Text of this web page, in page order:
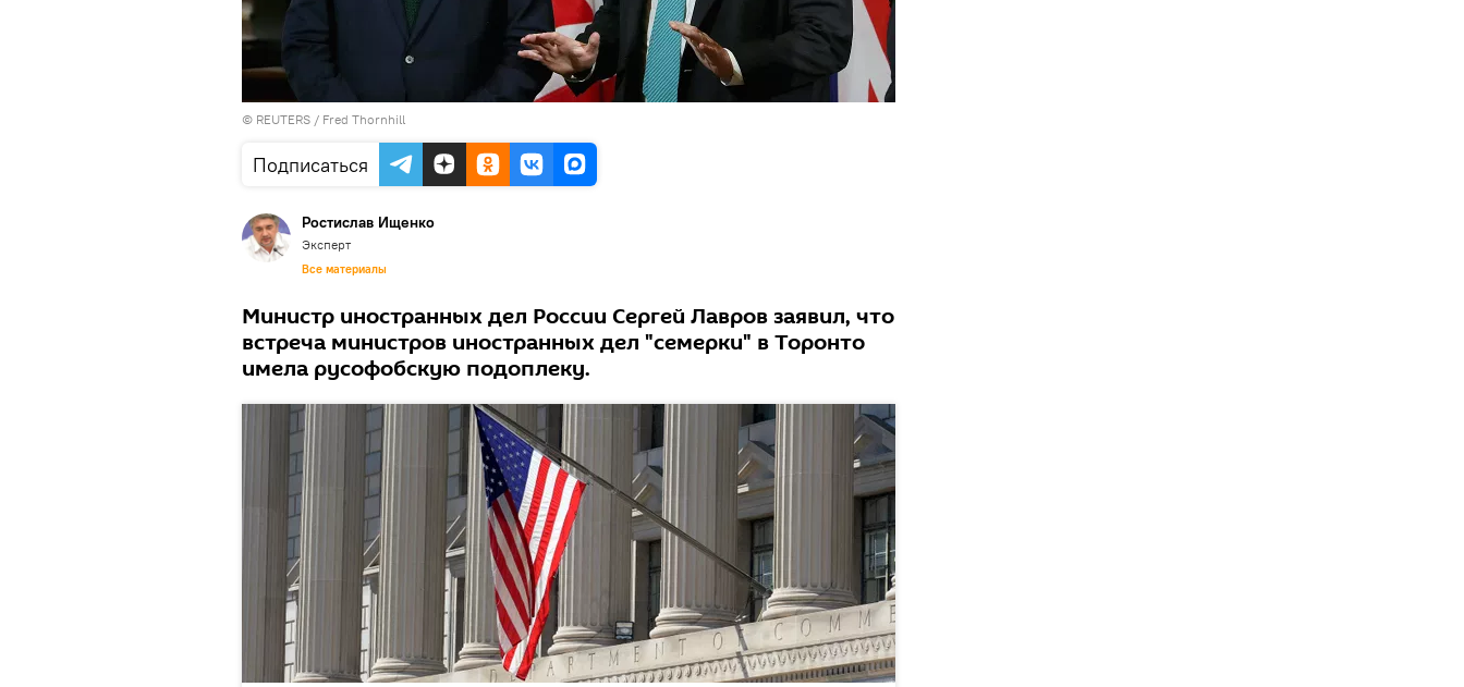
© REUTERS / Fred Thornhill
Подписаться
Ростислав Ищенко
Эксперт
Все материалы
Министр иностранных дел России Сергей Лавров заявил, что
встреча министров иностранных дел "семерки" в Торонто
имела русофобскую подоплеку.